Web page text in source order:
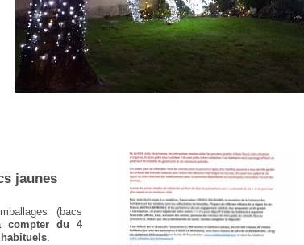
jaunes
(bacs
du 4
.